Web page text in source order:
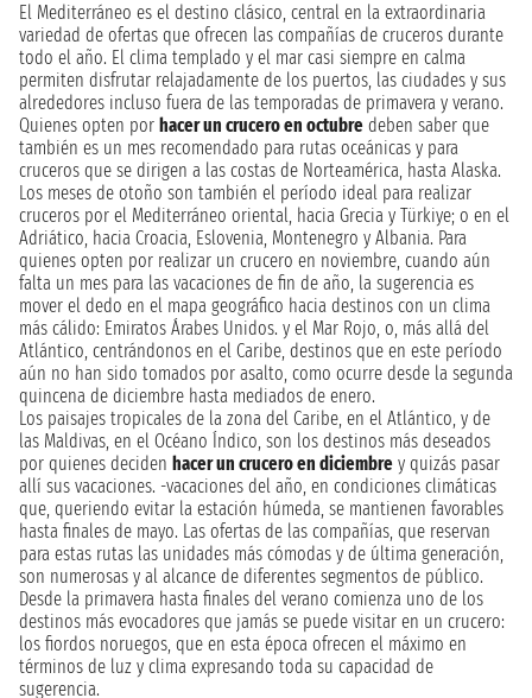
El Mediterráneo es el destino clásico, central en la extraordinaria
variedad de ofertas que ofrecen las compañías de cruceros durante
todo el año. El clima templado y el mar casi siempre en calma
permiten disfrutar relajadamente de los puertos, las ciudades y sus
alrededores incluso fuera de las temporadas de primavera y verano.
Quienes opten por hacer un crucero en octubre deben saber que
también es un mes recomendado para rutas oceánicas y para
cruceros que se dirigen a las costas de Norteamérica, hasta Alaska.
Los meses de otoño son también el período ideal para realizar
cruceros por el Mediterráneo oriental, hacia Grecia y Türkiye; o en el
Adriático, hacia Croacia, Eslovenia, Montenegro y Albania. Para
quienes opten por realizar un crucero en noviembre, cuando aún
falta un mes para las vacaciones de fin de año, la sugerencia es
mover el dedo en el mapa geográfico hacia destinos con un clima
más cálido: Emiratos Árabes Unidos. y el Mar Rojo, o, más allá del
Atlántico, centrándonos en el Caribe, destinos que en este período
aún no han sido tomados por asalto, como ocurre desde la segunda
quincena de diciembre hasta mediados de enero.
Los paisajes tropicales de la zona del Caribe, en el Atlántico, y de
las Maldivas, en el Océano Índico, son los destinos más deseados
por quienes deciden hacer un crucero en diciembre y quizás pasar
allí sus vacaciones. -vacaciones del año, en condiciones climáticas
que, queriendo evitar la estación húmeda, se mantienen favorables
hasta finales de mayo. Las ofertas de las compañías, que reservan
para estas rutas las unidades más cómodas y de última generación,
son numerosas y al alcance de diferentes segmentos de público.
Desde la primavera hasta finales del verano comienza uno de los
destinos más evocadores que jamás se puede visitar en un crucero:
los fiordos noruegos, que en esta época ofrecen el máximo en
términos de luz y clima expresando toda su capacidad de
sugerencia.